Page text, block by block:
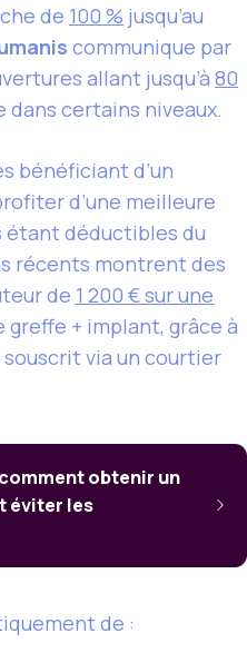
de 100 % jusqu’au
communique par
allant jusqu’à 80
dans certains niveaux.
bénéficiant d’un
d’une meilleure
déductibles du
récents montrent des
de 1 200 € sur une
greffe + implant, grâce à
via un courtier
obtenir un
éviter les
de :